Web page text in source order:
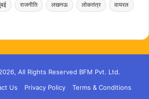
राजनीति लखनऊ लोकतंत्र वायरल
All Rights Reserved BFM Pvt. Ltd.
Us Privacy Policy
Terms & Conditions